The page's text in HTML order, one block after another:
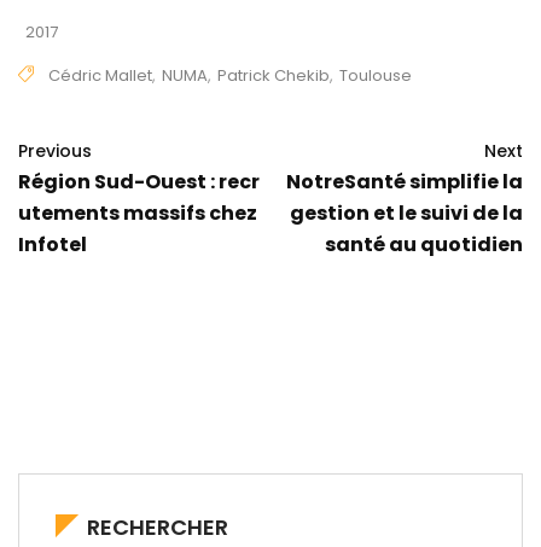
2017
Cédric Mallet, NUMA, Patrick Chekib, Toulouse
Previous
Région Sud-Ouest : recr
utements massifs chez
Infotel
Next
NotreSanté simplifie la
gestion et le suivi de la
santé au quotidien
RECHERCHER